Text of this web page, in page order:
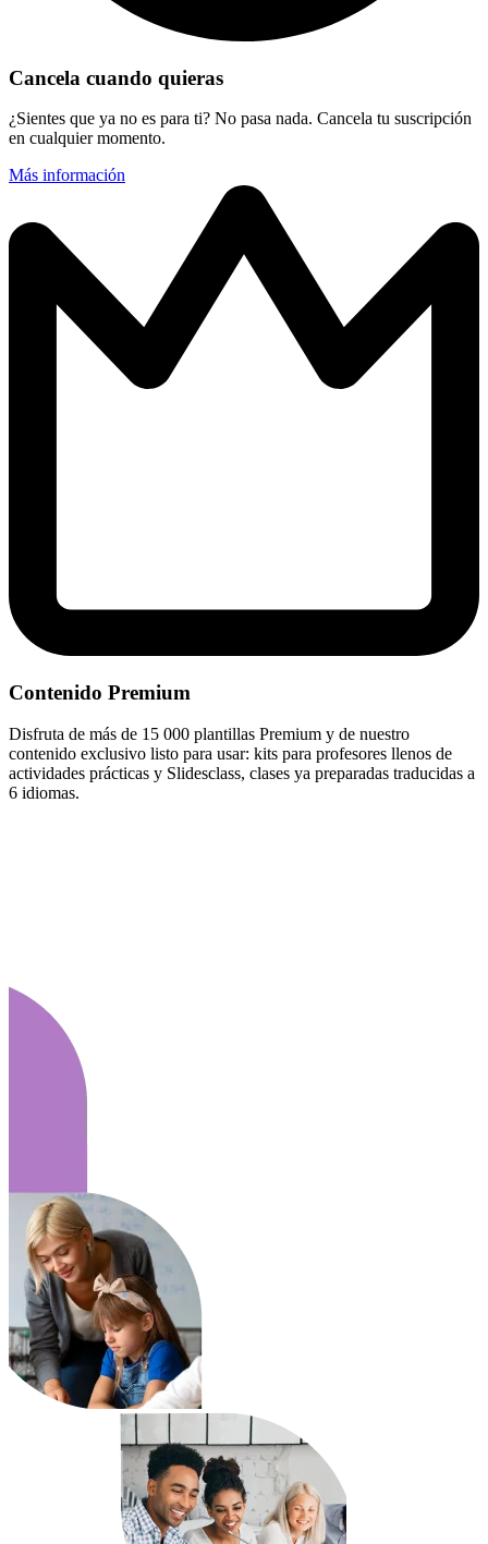
Cancela cuando quieras
¿Sientes que ya no es para ti? No pasa nada. Cancela tu suscripción
en cualquier momento.
Más información
Contenido Premium
Disfruta de más de 15 000 plantillas Premium y de nuestro
contenido exclusivo listo para usar: kits para profesores llenos de
actividades prácticas y Slidesclass, clases ya preparadas traducidas a
6 idiomas.